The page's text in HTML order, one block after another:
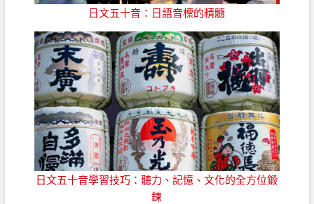
日文五十音：日語音標的精髓
日文五十音學習技巧：聽力、記憶、文化的全方位鍛
鍊